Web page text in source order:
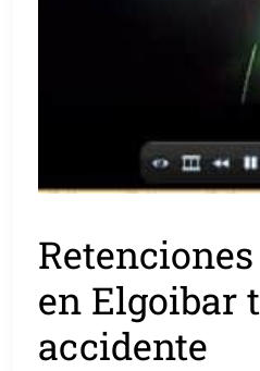
en Elgoibar
accidente